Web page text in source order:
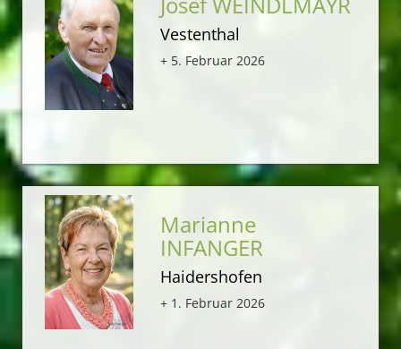
Vestenthal
+ 5. Februar 2026
Marianne
INFANGER
Haidershofen
+ 1. Februar 2026